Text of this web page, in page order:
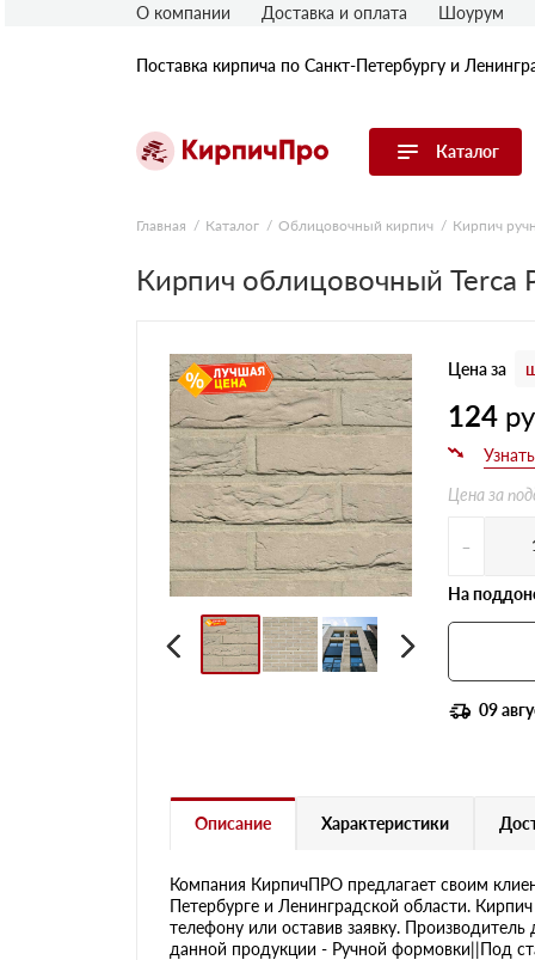
Поставка кирпича по Санкт-Петербургу и
Каталог
Перейти в каталог
Строительный (рядовой) кирпич
блок
Фасадная плитка, камень, декор
Печной кирпич
Брусчатка и мощение
Кладочные смеси
О компании Доставка и оплата Шоурум
Главная Каталог Облицовочный кирпич Кирпич
Кирпич облицовочный Terca
Цена за
124
Цена за
-
На
09
Описание Характеристики
Компания КирпичПРО предлагает своим
Петербурге и Ленинградской области.
телефону или оставив заявку.
данной продукции - Ручной формовки||Под